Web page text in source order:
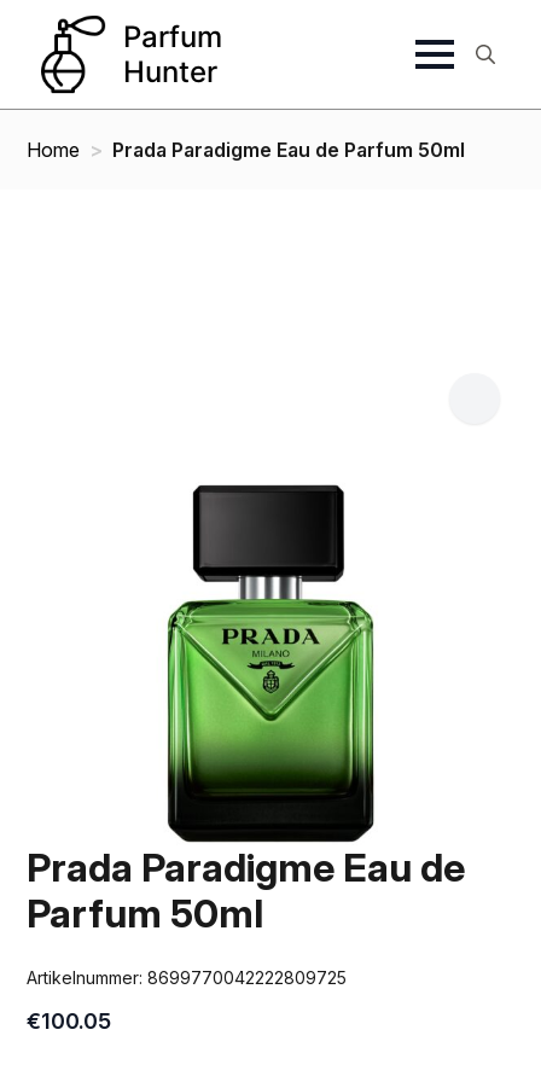
Home Prada Paradigme Eau de Parfum 50ml
Prada Paradigme Eau de
Parfum 50ml
Artikelnummer:8699770042222809725
€100.05